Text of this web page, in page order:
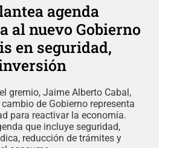
agenda
al nuevo Gobierno
en seguridad,
gremio, Jaime Alberto Cabal,
de Gobierno representa
para reactivar la economía.
que incluye seguridad,
reducción de trámites y